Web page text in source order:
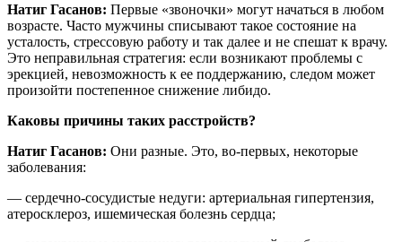
Натиг Гасанов: Первые «звоночки» могут начаться в любом
возрасте. Часто мужчины списывают такое состояние на
усталость, стрессовую работу и так далее и не спешат к врачу.
Это неправильная стратегия: если возникают проблемы с
эрекцией, невозможность к ее поддержанию, следом может
произойти постепенное снижение либидо.
Каковы причины таких расстройств?
Натиг Гасанов: Они разные. Это, во-первых, некоторые
заболевания:
— сердечно-сосудистые недуги: артериальная гипертензия,
атеросклероз, ишемическая болезнь сердца;